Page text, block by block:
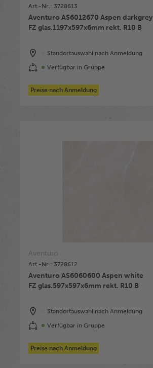
Art.-Nr.: 3728613
Aventuro AS6012670 Aspen darkgrey
FZ glas.1197x597x6mm rekt. R10 B
Standortauswahl nach Anmeldung
Verfügbar in Gruppe
Preise nach Anmeldung
Aventuro
Art.-Nr.: 3728612
Aventuro AS6060600 Aspen white
FZ glas.597x597x6mm rekt. R10 B
Standortauswahl nach Anmeldung
Verfügbar in Gruppe
Preise nach Anmeldung